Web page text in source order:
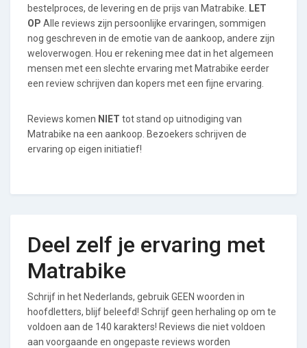
bestelproces, de levering en de prijs van Matrabike.
LET
OP Alle reviews zijn persoonlijke ervaringen, sommigen
nog geschreven in de emotie van de aankoop, andere zijn
weloverwogen. Hou er rekening mee dat in het algemeen
mensen met een slechte ervaring met Matrabike eerder
een review schrijven dan kopers met een fijne ervaring.
Reviews komen NIET tot stand op uitnodiging van
Matrabike na een aankoop. Bezoekers schrijven de
ervaring op eigen initiatief!
Deel zelf je ervaring met
Matrabike
Schrijf in het Nederlands, gebruik GEEN woorden in
hoofdletters, blijf beleefd! Schrijf geen herhaling op om te
voldoen aan de 140 karakters! Reviews die niet voldoen
aan voorgaande en ongepaste reviews worden